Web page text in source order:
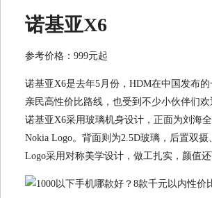
诺基亚X6
参考价格：999元起
诺基亚X6是去年5月份，HDM在中国发布
亲民高性价比路线，也受到不少小伙伴们欢
诺基亚X6采用玻璃机身设计，正面为刘海
Nokia Logo。背面则为2.5D玻璃，后置双摄
Logo采用对称美学设计，做工扎实，颜值还